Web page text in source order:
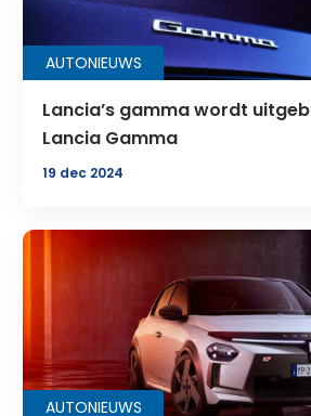
AUTONIEUWS
Lancia’s gamma wordt
Lancia Gamma
19 dec 2024
AUTONIEUWS